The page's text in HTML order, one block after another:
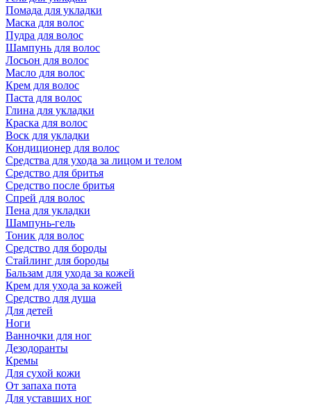
Помада для укладки
Маска для волос
Пудра для волос
Шампунь для волос
Лосьон для волос
Масло для волос
Крем для волос
Паста для волос
Глина для укладки
Краска для волос
Воск для укладки
Кондиционер для волос
Средства для ухода за лицом и телом
Средство для бритья
Средство после бритья
Спрей для волос
Пена для укладки
Шампунь-гель
Тоник для волос
Средство для бороды
Стайлинг для бороды
Бальзам для ухода за кожей
Крем для ухода за кожей
Средство для душа
Для детей
Ноги
Ванночки для ног
Дезодоранты
Кремы
Для сухой кожи
От запаха пота
Для уставших ног